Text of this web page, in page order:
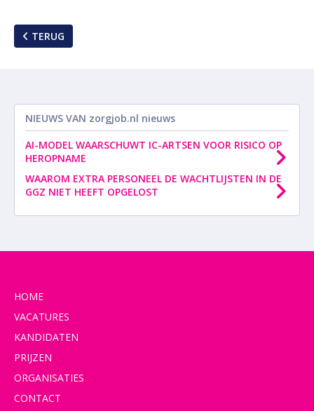
TERUG
NIEUWS VAN zorgjob.nl nieuws
AI-MODEL WAARSCHUWT IC-ARTSEN VOOR RISICO OP
HEROPNAME
WAAROM EXTRA PERSONEEL DE WACHTLIJSTEN IN DE
GGZ NIET HEEFT OPGELOST
HOME
VACATURES
KANDIDATEN
PRIJZEN
ORGANISATIES
CONTACT